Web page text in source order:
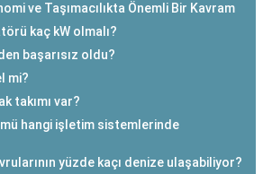
ve Taşımacılıkta Önemli Bir Kavram
kaç kW olmalı?
başarısız oldu?
mi?
takımı var?
hangi işletim sistemlerinde
yüzde kaçı denize ulaşabiliyor?